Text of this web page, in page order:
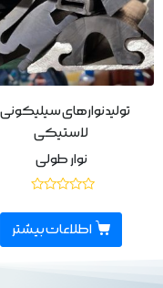
تولید نوارهای
لاستیکی
نوار طولی
0
از
5اطلاعات بیشتر